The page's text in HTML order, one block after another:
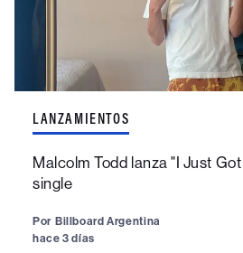
LANZAMIENTOS
Malcolm Todd lanza "I Just
single
Por Billboard Argentina
hace 3 días